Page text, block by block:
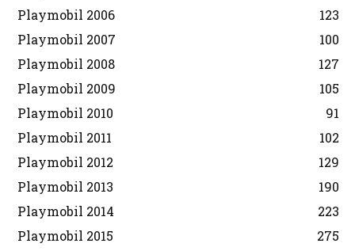
Playmobil 2006
123
Playmobil 2007
100
Playmobil 2008
127
Playmobil 2009
105
Playmobil 2010
91
Playmobil 2011
102
Playmobil 2012
129
Playmobil 2013
190
Playmobil 2014
223
Playmobil 2015
275